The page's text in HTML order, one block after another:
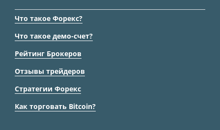
Что такое Форекс?
Что такое демо-счет?
Рейтинг Брокеров
Отзывы трейдеров
Стратегии Форекс
Как торговать Bitcoin?